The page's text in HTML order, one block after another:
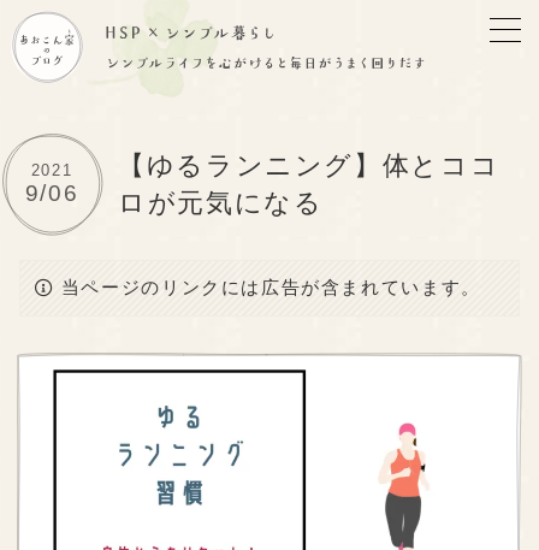
【ゆるランニング】体とココ
ロが元気になる
2021
9/06
当ページのリンクには広告が含まれています。